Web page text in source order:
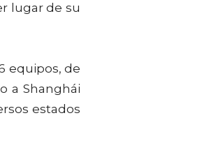
lugar de su
equipos, de
a Shanghái
estados